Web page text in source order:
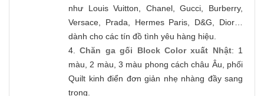
như Louis Vuitton, Chanel, Gucci, Burberry,
Versace, Prada, Hermes Paris, D&G, Dior…
dành cho các tín đồ tình yêu hàng hiệu.
4.Chăn ga gối Block Color xuất Nhật: 1
màu, 2 màu, 3 màu phong cách châu Âu, phối
Quilt kinh điển đơn giản nhẹ nhàng đầy sang
trọng.